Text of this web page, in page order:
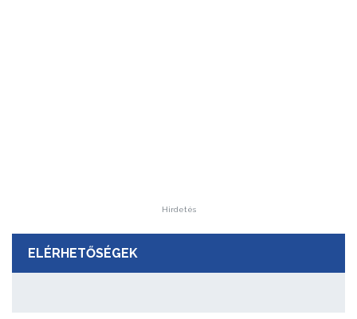
Hirdetés
ELÉRHETŐSÉGEK